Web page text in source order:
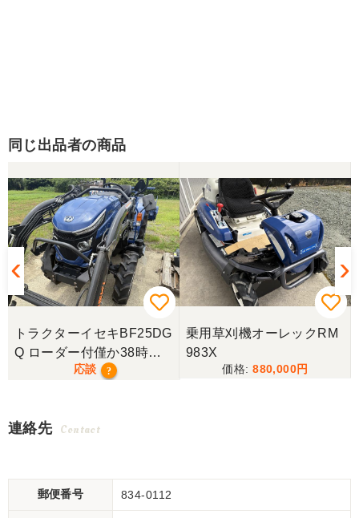
同じ出品者の商品
トラクターイセキBF25DG
Q ローダー付僅か38時
間！極上！現行モデル！
応談 ?
乗用草刈機オーレックRM
983X
880,000
連絡先 Contact
郵便番号 834-0112